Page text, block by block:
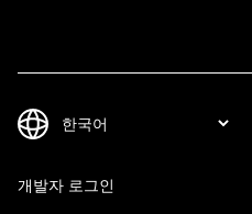
개발자 로그인